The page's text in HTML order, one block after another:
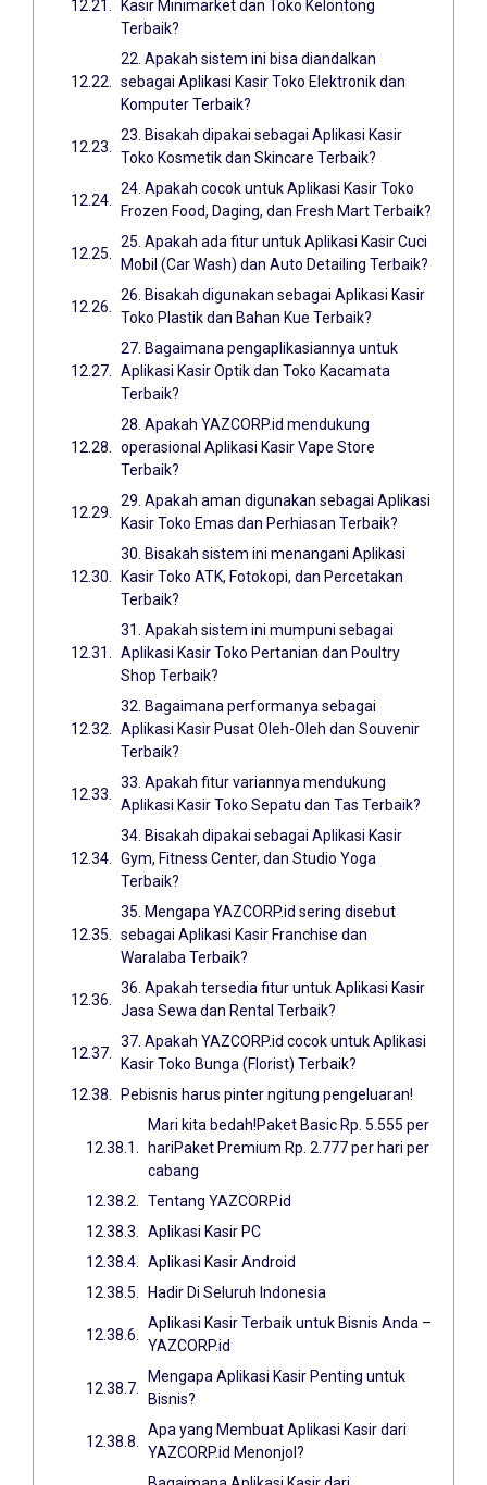
Kasir Minimarket dan Toko Kelontong
Terbaik?
22. Apakah sistem ini bisa diandalkan
sebagai Aplikasi Kasir Toko Elektronik dan
Komputer Terbaik?
23. Bisakah dipakai sebagai Aplikasi Kasir
Toko Kosmetik dan Skincare Terbaik?
24. Apakah cocok untuk Aplikasi Kasir Toko
Frozen Food, Daging, dan Fresh Mart Terbaik?
25. Apakah ada fitur untuk Aplikasi Kasir Cuci
Mobil (Car Wash) dan Auto Detailing Terbaik?
26. Bisakah digunakan sebagai Aplikasi Kasir
Toko Plastik dan Bahan Kue Terbaik?
27. Bagaimana pengaplikasiannya untuk
Aplikasi Kasir Optik dan Toko Kacamata
Terbaik?
28. Apakah YAZCORP.id mendukung
operasional Aplikasi Kasir Vape Store
Terbaik?
29. Apakah aman digunakan sebagai Aplikasi
Kasir Toko Emas dan Perhiasan Terbaik?
30. Bisakah sistem ini menangani Aplikasi
Kasir Toko ATK, Fotokopi, dan Percetakan
Terbaik?
31. Apakah sistem ini mumpuni sebagai
Aplikasi Kasir Toko Pertanian dan Poultry
Shop Terbaik?
32. Bagaimana performanya sebagai
Aplikasi Kasir Pusat Oleh-Oleh dan Souvenir
Terbaik?
33. Apakah fitur variannya mendukung
Aplikasi Kasir Toko Sepatu dan Tas Terbaik?
34. Bisakah dipakai sebagai Aplikasi Kasir
Gym, Fitness Center, dan Studio Yoga
Terbaik?
35. Mengapa YAZCORP.id sering disebut
sebagai Aplikasi Kasir Franchise dan
Waralaba Terbaik?
36. Apakah tersedia fitur untuk Aplikasi Kasir
Jasa Sewa dan Rental Terbaik?
37. Apakah YAZCORP.id cocok untuk Aplikasi
Kasir Toko Bunga (Florist) Terbaik?
Pebisnis harus pinter ngitung pengeluaran!
Mari kita bedah!Paket Basic Rp. 5.555 per
hariPaket Premium Rp. 2.777 per hari per
cabang
Tentang YAZCORP.id
Aplikasi Kasir PC
Aplikasi Kasir Android
Hadir Di Seluruh Indonesia
Aplikasi Kasir Terbaik untuk Bisnis Anda –
YAZCORP.id
Mengapa Aplikasi Kasir Penting untuk
Bisnis?
Apa yang Membuat Aplikasi Kasir dari
YAZCORP.id Menonjol?